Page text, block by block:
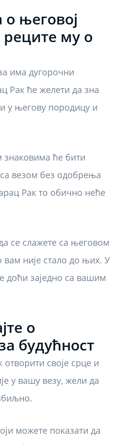
о његовој
му о
има дугорочни
Рак ће желети да зна
у његову породицу и
ће бити
везом без одобрења
Рак то обично неће
се слажете са његовом
није стало до њих. У
доћи заједно са вашим
о
будућност
своје срце и
у вашу везу, жели да
можете показати да